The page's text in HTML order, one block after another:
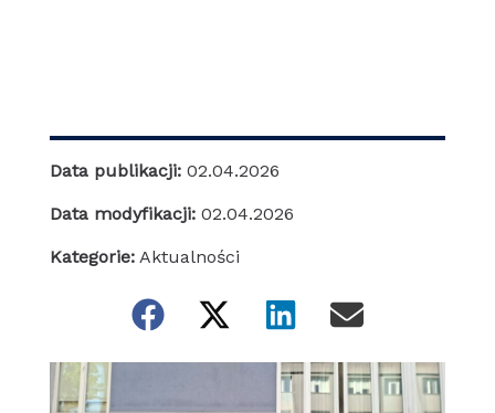
Data publikacji: 02.04.2026
Data modyfikacji: 02.04.2026
Kategorie: Aktualności